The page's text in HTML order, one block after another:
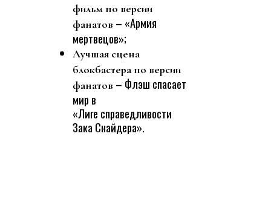
фильм по версии
фанатов – «Армия
мертвецов»;
Лучшая сцена
блокбастера по версии
фанатов – Флэш спасает
мир в
«Лиге справедливости
Зака Снайдера».